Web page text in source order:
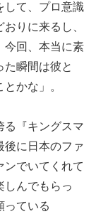
して、プロ意識
りに来るし、
今回、本当に素
た瞬間は彼と
かな」。
る『キングスマ
後に日本のファ
ンでいてくれて
しんでもらっ
っている